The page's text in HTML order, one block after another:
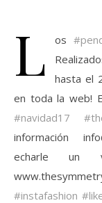
L os
hasta el
en toda la web!
#navidad17
información
echarle un
#instafashion